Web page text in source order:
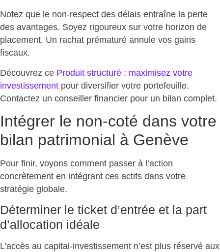
Notez que le non-respect des délais entraîne la perte
des avantages. Soyez rigoureux sur votre horizon de
placement. Un rachat prématuré annule vos gains
fiscaux.
Découvrez ce Produit structuré : maximisez votre
investissement pour diversifier votre portefeuille.
Contactez un conseiller financier pour un bilan complet.
Intégrer le non-coté dans votre
bilan patrimonial à Genève
Pour finir, voyons comment passer à l’action
concrètement en intégrant ces actifs dans votre
stratégie globale.
Déterminer le ticket d’entrée et la part
d’allocation idéale
L’accès au capital-investissement n’est plus réservé aux